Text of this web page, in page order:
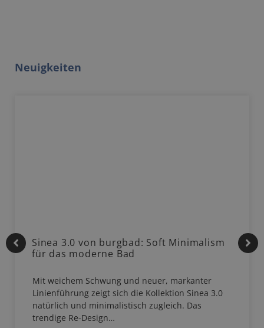
Neuigkeiten
Sinea 3.0 von burgbad: Soft Minimalism
für das moderne Bad
Mit weichem Schwung und neuer, markanter
Linienführung zeigt sich die Kollektion Sinea 3.0
natürlich und minimalistisch zugleich. Das
trendige Re-Design…